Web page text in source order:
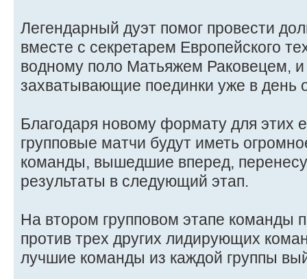
Легендарный дуэт помог провести
вместе с секретарем Европейского
водному поло Матьяжем Раковецем, и
захватывающие поединки уже в день
Благодаря новому формату для этих
групповые матчи будут иметь
команды, вышедшие вперед,
результаты в следующий этап.
На втором групповом этапе команды
против трех других лидирующих
лучшие команды из каждой группы